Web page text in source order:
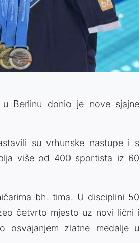
u Berlinu donio je nove sjajne
su vrhunske nastupe i s
više od 400 sportista iz 60
bh. tima. U disciplini 50
četvrto mjesto uz novi lični i
osvajanjem zlatne medalje u